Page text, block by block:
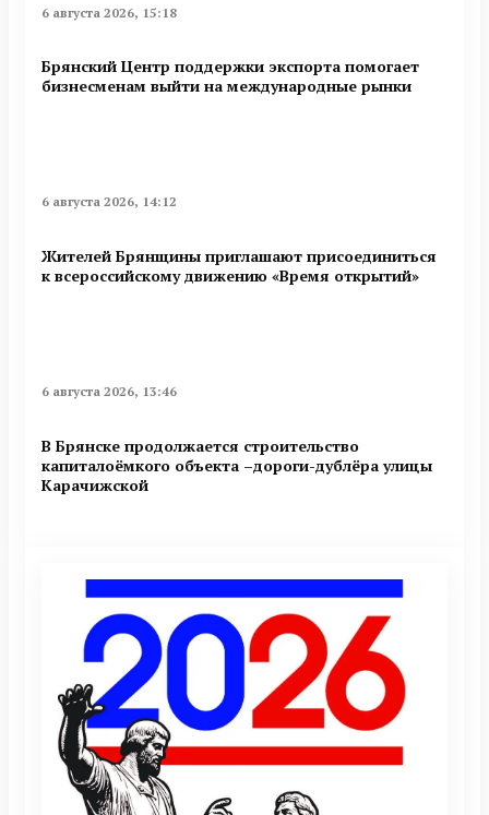
6 августа 2026, 15:18
Брянский Центр поддержки экспорта помогает
бизнесменам выйти на международные рынки
6 августа 2026, 14:12
Жителей Брянщины приглашают присоединиться
к всероссийскому движению «Время открытий»
6 августа 2026, 13:46
В Брянске продолжается строительство
капиталоёмкого объекта –дороги-дублёра улицы
Карачижской